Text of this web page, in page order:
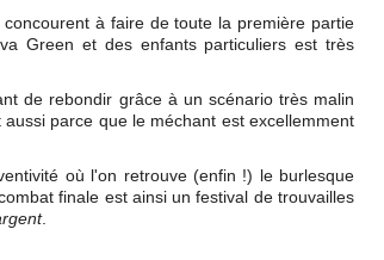
à faire de toute la première partie
Green et des enfants particuliers est très
de rebondir grâce à un scénario très malin
parce que le méchant est excellemment
où l'on retrouve (enfin !) le burlesque
finale est ainsi un festival de trouvailles
.